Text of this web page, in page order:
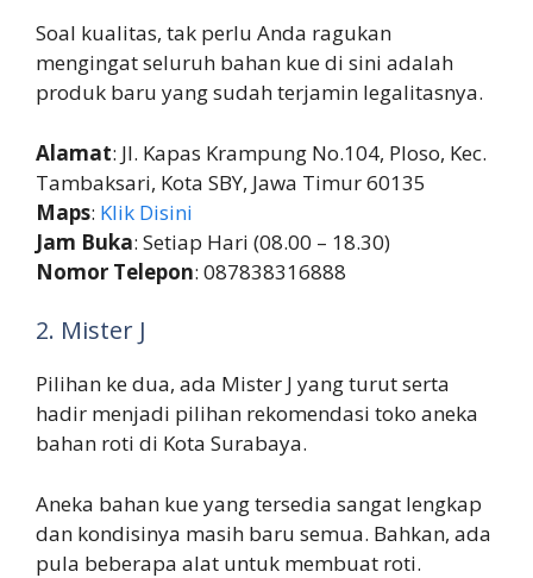
Soal kualitas, tak perlu Anda ragukan
mengingat seluruh bahan kue di sini adalah
produk baru yang sudah terjamin legalitasnya.
Alamat: Jl. Kapas Krampung No.104, Ploso, Kec.
Tambaksari, Kota SBY, Jawa Timur 60135
Maps: Klik Disini
Jam Buka: Setiap Hari (08.00 – 18.30)
Nomor Telepon: 087838316888
2. Mister J
Pilihan ke dua, ada Mister J yang turut serta
hadir menjadi pilihan rekomendasi toko aneka
bahan roti di Kota Surabaya.
Aneka bahan kue yang tersedia sangat lengkap
dan kondisinya masih baru semua. Bahkan, ada
pula beberapa alat untuk membuat roti.